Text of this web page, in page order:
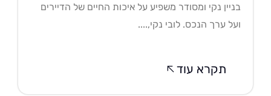
נקי ומסודר משפיע על איכות החיים של הדיירים
ערך הנכס. לובי נקי,....
תקרא עוד